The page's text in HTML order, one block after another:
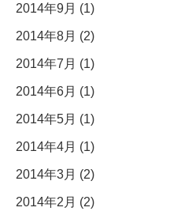
2014年9月 (1)
2014年8月 (2)
2014年7月 (1)
2014年6月 (1)
2014年5月 (1)
2014年4月 (1)
2014年3月 (2)
2014年2月 (2)